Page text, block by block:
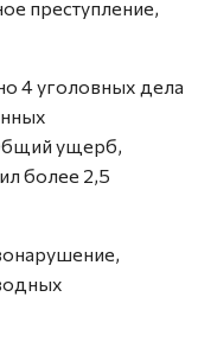
преступление,
4 уголовных дела
ущерб,
более 2,5